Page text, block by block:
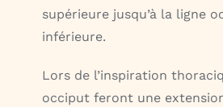
supérieure jusqu’à la ligne
inférieure.
Lors de l’inspiration
occiput feront une